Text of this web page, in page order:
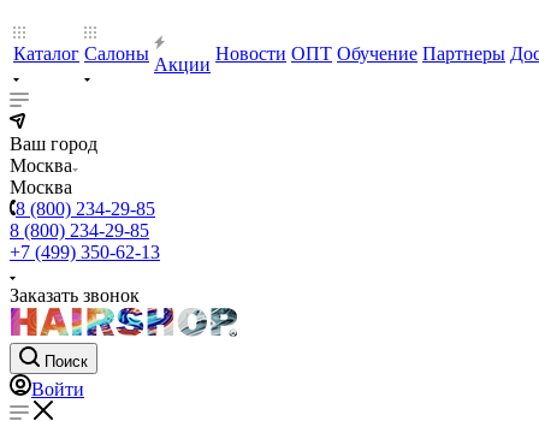
Каталог Салоны
Акции
Новости ОПТ Обучение Партнеры
Ваш город
Москва
Москва
8 (800) 234-29-85
8 (800) 234-29-85
+7 (499) 350-62-13
Заказать звонок
Поиск
Войти